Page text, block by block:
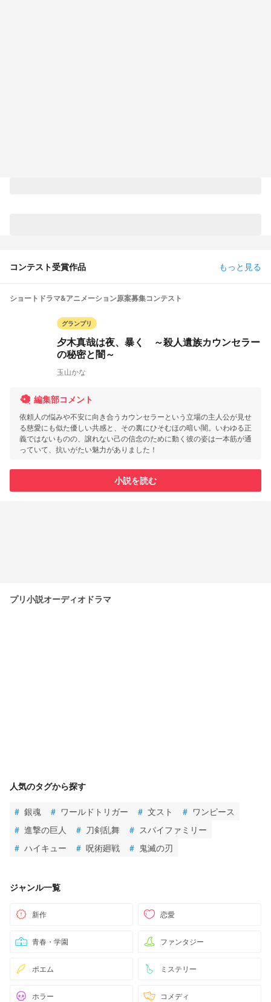
コンテスト受賞作品 もっと見る
ショートドラマ&アニメーション原案募集コンテスト
グランプリ
夕木真哉は夜、暴く ～殺人遺族カウンセラー
の秘密と闇～
玉山かな
編集部コメント
依頼人の悩みや不安に向き合うカウンセラーという立場の主人公が見せ
る慈愛にも似た優しい共感と、その裏にひそむほの暗い闇。いわゆる正
義ではないものの、譲れない己の信念のために動く彼の姿は一本筋が通
っていて、抗いがたい魅力がありました！
小説を読む
プリ小説オーディオドラマ
人気のタグから探す
# 銀魂 # ワールドトリガー # 文スト # ワンピース
# 進撃の巨人 # 刀剣乱舞 # スパイファミリー
# ハイキュー # 呪術廻戦 # 鬼滅の刃
ジャンル一覧
新作 恋愛
青春・学園 ファンタジー
ポエム ミステリー
ホラー コメディ